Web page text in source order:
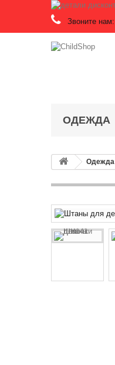
Звоните нам:
ОДЕЖДА
Одежда